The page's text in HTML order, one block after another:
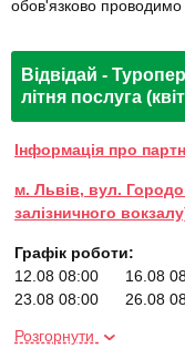
обов'язково проводимо
Відвідай -
літня послуга
Інформація про
м. Львів, вул.
залізничного
Графік роботи:
12.08 08:00
16.08
23.08 08:00
26.08
13.09 08:00
Розгорнути